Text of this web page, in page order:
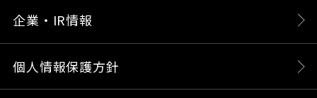
企業・IR情報
個人情報保護方針